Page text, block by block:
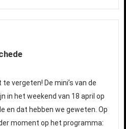
vergeten! De mini’s van de
in het weekend van 18 april op
en dat hebben we geweten. Op
moment op het programma: